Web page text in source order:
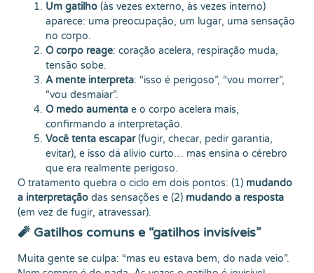
Um gatilho (às vezes externo, às vezes interno)
aparece: uma preocupação, um lugar, uma sensação
no corpo.
O corpo reage: coração acelera, respiração muda,
tensão sobe.
A mente interpreta: “isso é perigoso”, “vou morrer”,
“vou desmaiar”.
O medo aumenta e o corpo acelera mais,
confirmando a interpretação.
Você tenta escapar(fugir, checar, pedir garantia,
evitar), e isso dá alívio curto… mas ensina o cérebro
que era realmente perigoso.
O tratamento quebra o ciclo em dois pontos: (1) mudando
a interpretação das sensações e (2) mudando a resposta
(em vez de fugir, atravessar).
🧨 Gatilhos comuns e “gatilhos invisíveis”
Muita gente se culpa: “mas eu estava bem, do nada veio”.